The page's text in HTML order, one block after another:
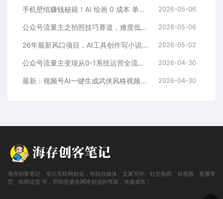
手机壁纸赚钱秘籍！AI 绘画 0 成本 单店狂销 3.8 万单 2026-05-06
公众号流量主之拍照技巧赛道，难度低+流量大，起号第一篇就爆了10w阅读！ 2026-05-06
26年最新风口项目，AI工具创作写小说，轻松实现日入1000+ 2026-05-02
公众号流量主变现从0-1系统运营全流程讲解！ 2026-04-30
最新：视频号AI一键生成武侠风格视频，狂撸视频号分成收益，学完轻松日入1000+ 2026-04-30
海存创客笔记，专注互联网创业，包括自媒体、文案写作、社交电商、短视频、直播带
货、电商运营 等，帮助您避免网络创业的弯路，快速成长！